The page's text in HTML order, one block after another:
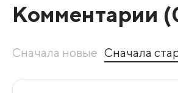
Комментарии (
Сначала новые Сначала